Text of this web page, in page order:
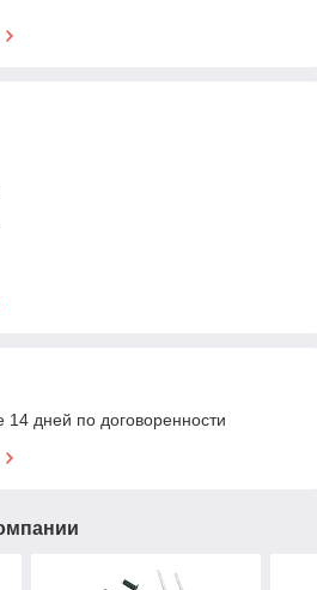
14 дней по договоренности